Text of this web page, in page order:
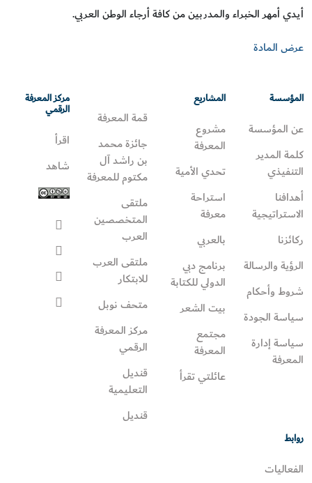
أيدي أمهر الخبراء والمدربين من كافة أرجاء الوطن العربي.
عرض المادة
المؤسسة
عن المؤسسة
كلمة المدير
التنفيذي
أهدافنا
الاستراتيجية
ركائزنا
الرؤية والرسالة
شروط وأحكام
سياسة الجودة
سياسة إدارة
المعرفة
المشاريع
مشروع
المعرفة
تحدي الأمية
استراحة
معرفة
بالعربي
برنامج دبي
الدولي للكتابة
بيت الشعر
مجتمع
المعرفة
عائلتي تقرأ‎
قمة المعرفة
جائزة محمد
بن راشد آل
مكتوم للمعرفة
ملتقى
المتخصصين
العرب
ملتقى العرب
للابتكار
متحف نوبل
مركز المعرفة
الرقمي
قنديل
التعليمية
قنديل
مركز المعرفة
الرقمي
اقرأ
شاهد
روابط
الفعاليات